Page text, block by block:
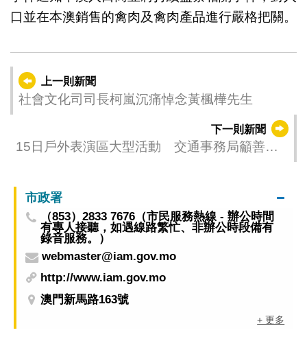
口並在本澳銷售的禽肉及禽肉產品進行嚴格把關。​
上一則新聞
社會文化司司長柯嵐沉痛悼念黃楓樺先生
下一則新聞
15日戶外表演區大型活動 交通事務局籲善用
市政署
（853）2833 7676（市民服務熱線 - 辦公時間
有專人接聽，如遇線路繁忙、非辦公時段備有
錄音服務。）
webmaster@iam.gov.mo
http://www.iam.gov.mo
澳門新馬路163號
+ 更多